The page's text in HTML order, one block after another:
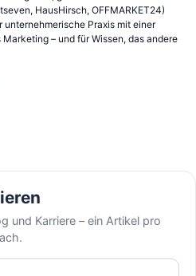
HausHirsch, OFFMARKET24)
unternehmerische Praxis mit einer
– und für Wissen, das andere
und Karriere – ein Artikel pro